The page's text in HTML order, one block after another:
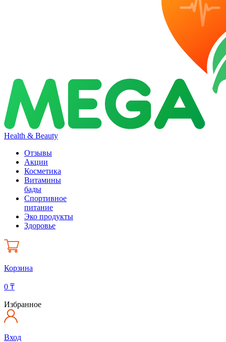
Health & Beauty
Отзывы
Акции
Косметика
Витамины
бады
Спортивное
питание
Эко продукты
Здоровье
Корзина
0 ₸
Избранное
Вход